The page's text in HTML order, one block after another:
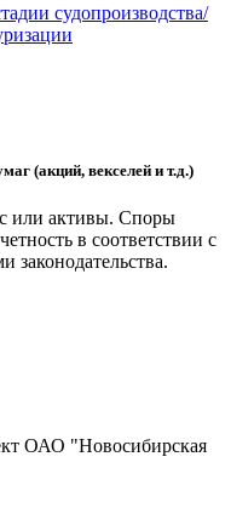
судопроизводства/
(акций, векселей и т.д.)
или активы. Споры
в соответствии с
ОАО "Новосибирская